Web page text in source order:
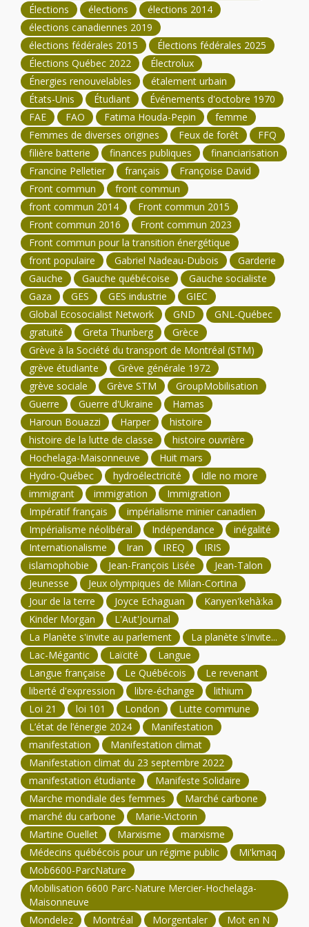
Élections
élections
élections 2014
élections canadiennes 2019
élections fédérales 2015
Élections fédérales 2025
Élections Québec 2022
Électrolux
Énergies renouvelables
étalement urbain
États-Unis
Étudiant
Événements d'octobre 1970
FAE
FAO Fatima Houda-Pepin
femme
Femmes de diverses origines
Feux de forêt
FFQ
filière batterie
finances publiques
financiarisation
Francine Pelletier
français
Françoise David
Front commun
front commun
front commun 2014
Front commun 2015
Front commun 2016
Front commun 2023
Front commun pour la transition énergétique
front populaire
Gabriel Nadeau-Dubois
Garderie
Gauche
Gauche québécoise
Gauche socialiste
Gaza
GES GES industrie
GIEC
Global Ecosocialist Network
GND
GNL-Québec
gratuité
Greta Thunberg
Grèce
Grève à la Société du transport de Montréal (STM)
grève étudiante
Grève générale 1972
grève sociale
Grève STM
GroupMobilisation
Guerre
Guerre d'Ukraine
Hamas
Haroun Bouazzi
Harper
histoire
histoire de la lutte de classe
histoire ouvrière
Hochelaga-Maisonneuve
Huit mars
Hydro-Québec
hydroélectricité
Idle no more
immigrant
immigration
Immigration
Impératif français
impérialisme minier canadien
Impérialisme néolibéral
Indépendance
inégalité
Internationalisme
Iran IREQ
IRIS
islamophobie
Jean-François Lisée
Jean-Talon
Jeunesse
Jeux olympiques de Milan-Cortina
Jour de la terre
Joyce Echaguan
Kanyen'kehà:ka
Kinder Morgan
L'Aut'Journal
La Planète s'invite au parlement
La planète s'invite...
Lac-Mégantic
Laïcité
Langue
Langue française
Le Québécois
Le revenant
liberté d'expression
libre-échange
lithium
Loi 21
loi 101 London
Lutte commune
L’état de l’énergie 2024
Manifestation
manifestation
Manifestation climat
Manifestation climat du 23 septembre 2022
manifestation étudiante
Manifeste Solidaire
Marche mondiale des femmes
Marché carbone
marché du carbone
Marie-Victorin
Martine Ouellet
Marxisme
marxisme
Médecins québécois pour un régime public
Mi'kmaq
Mob6600-ParcNature
Mobilisation 6600 Parc-Nature Mercier-Hochelaga-
Maisonneuve
Mondelez
Montréal Morgentaler
Mot en N